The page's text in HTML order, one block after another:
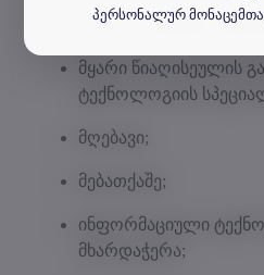
სამთო
მყარი წიაღისეულის
ტექნოლოგიის
მღებავი;
მებათქაშე;
ინფორმაციული
მხარდაჭერა;
პერსონალურ